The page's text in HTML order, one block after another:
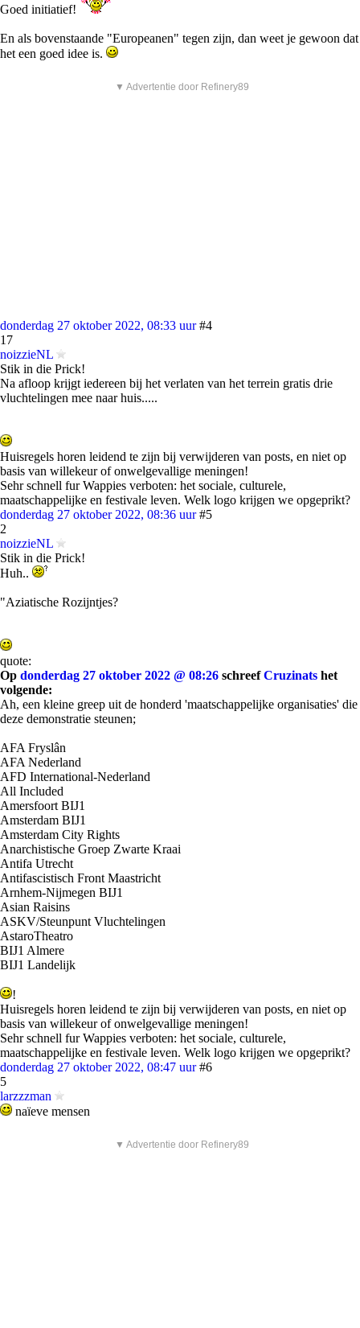
Goed initiatief!
En als bovenstaande "Europeanen" tegen zijn, dan weet je gewoon dat
het een goed idee is.
▼ Advertentie door Refinery89
donderdag 27 oktober 2022, 08:33 uur #4
17
noizzieNL
Stik in die Prick!
Na afloop krijgt iedereen bij het verlaten van het terrein gratis drie
vluchtelingen mee naar huis.....
Huisregels horen leidend te zijn bij verwijderen van posts, en niet op
basis van willekeur of onwelgevallige meningen!
Sehr schnell fur Wappies verboten: het sociale, culturele,
maatschappelijke en festivale leven. Welk logo krijgen we opgeprikt?
donderdag 27 oktober 2022, 08:36 uur #5
2
noizzieNL
Stik in die Prick!
Huh..
"Aziatische Rozijntjes?
quote:
Op donderdag 27 oktober 2022 @ 08:26 schreefCruzinats het
volgende:
Ah, een kleine greep uit de honderd 'maatschappelijke organisaties' die
deze demonstratie steunen;
AFA Fryslân
AFA Nederland
AFD International-Nederland
All Included
Amersfoort BIJ1
Amsterdam BIJ1
Amsterdam City Rights
Anarchistische Groep Zwarte Kraai
Antifa Utrecht
Antifascistisch Front Maastricht
Arnhem-Nijmegen BIJ1
Asian Raisins
ASKV/Steunpunt Vluchtelingen
AstaroTheatro
BIJ1 Almere
BIJ1 Landelijk
!
Huisregels horen leidend te zijn bij verwijderen van posts, en niet op
basis van willekeur of onwelgevallige meningen!
Sehr schnell fur Wappies verboten: het sociale, culturele,
maatschappelijke en festivale leven. Welk logo krijgen we opgeprikt?
donderdag 27 oktober 2022, 08:47 uur #6
5
larzzzman
naïeve mensen
▼ Advertentie door Refinery89